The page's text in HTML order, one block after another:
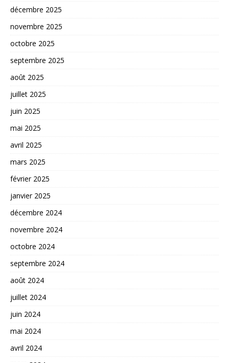
décembre 2025
novembre 2025
octobre 2025
septembre 2025
août 2025
juillet 2025
juin 2025
mai 2025
avril 2025
mars 2025
février 2025
janvier 2025
décembre 2024
novembre 2024
octobre 2024
septembre 2024
août 2024
juillet 2024
juin 2024
mai 2024
avril 2024